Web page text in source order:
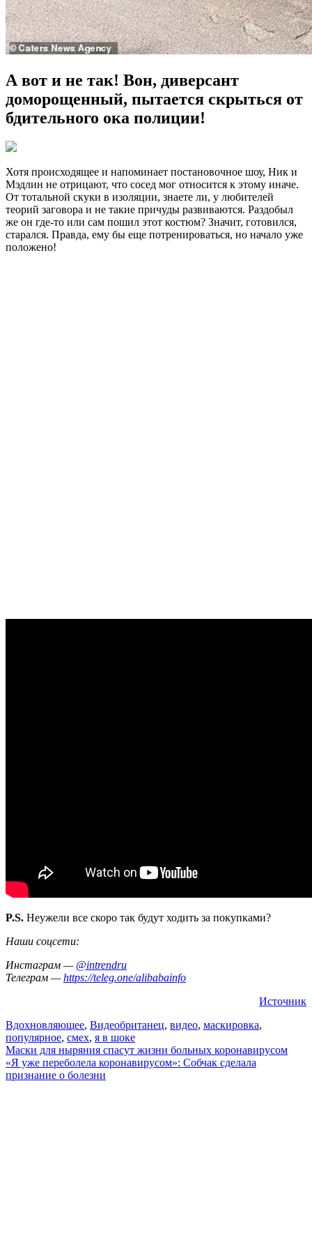
А вот и не так! Вон, диверсант
доморощенный, пытается скрыться от
бдительного ока полиции!
Хотя происходящее и напоминает постановочное шоу, Ник и
Мэдлин не отрицают, что сосед мог относится к этому иначе.
От тотальной скуки в изоляции, знаете ли, у любителей
теорий заговора и не такие причуды развиваются. Раздобыл
же он где-то или сам пошил этот костюм? Значит, готовился,
старался. Правда, ему бы еще потренироваться, но начало уже
положено!
P.S. Неужели все скоро так будут ходить за покупками?
Наши соцсети:
Инстаграм — @intrendru
Телеграм —https://teleg.one/alibabainfo
Источник
Вдохновляющее, Видеобританец, видео, маскировка,
популярное, смех, я в шоке
Навигация
по
Маски для ныряния спасут жизни больных коронавирусом
«Я уже переболела коронавирусом»: Собчак сделала
признание о болезни